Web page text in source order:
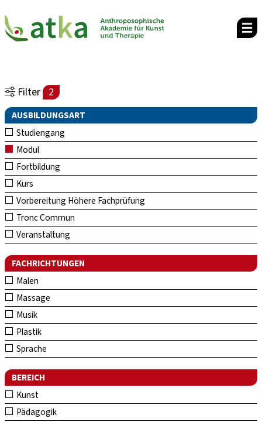
Filter 2
AUSBILDUNGSART
Studiengang
Modul
Fortbildung
Kurs
Vorbereitung Höhere Fachprüfung
Tronc Commun
Veranstaltung
FACHRICHTUNGEN
Malen
Massage
Musik
Plastik
Sprache
BEREICH
Kunst
Pädagogik